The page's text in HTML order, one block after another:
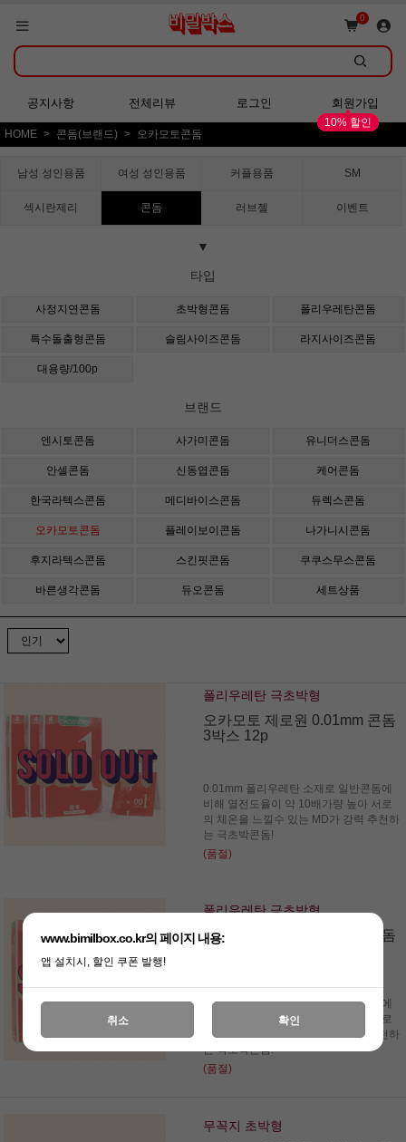
0
회원가입 시 다양한 혜택 증정!
쇼핑몰 GRAND OPEN!
공지사항 전체리뷰 로그인 회원가입
10% 할인
HOME
콘돔(브랜드) 오카모토콘돔
남성 성인용품 여성 성인용품 커플용품 SM
섹시란제리 콘돔 러브젤 이벤트
▼
타입
사정지연콘돔 초박형콘돔 폴리우레탄콘돔
특수돌출형콘돔 슬림사이즈콘돔 라지사이즈콘돔
대용량/100p
브랜드
엔시토콘돔 사가미콘돔 유니더스콘돔
안셀콘돔 신동엽콘돔 케어콘돔
한국라텍스콘돔 메디바이스콘돔 듀렉스콘돔
오카모토콘돔 플레이보이콘돔 나가니시콘돔
후지라텍스콘돔 스킨핏콘돔 쿠쿠스무스콘돔
바른생각콘돔 듀오콘돔 세트상품
폴리우레탄 극초박형
오카모토 제로원 0.01mm 콘돔
3박스 12p
0.01mm 폴리우레탄 소재로 일반콘돔에
비해 열전도율이 약 10배가량 높아 서로
의 체온을 느낄수 있는 MD가 강력 추천하
는 극초박콘돔!
(품절)
폴리우레탄 극초박형
오카모토 제로원 0.01mm 콘돔
0.01mm 폴리우레탄 소재로 일반콘돔에
비해 열전도율이 약 10배가량 높아 서로
의 체온을 느낄수 있는 MD가 강력 추천하
는 극초박콘돔!
(품절)
무꼭지 초박형
www.bimilbox.co.kr의 페이지 내용:
앱 설치시, 할인 쿠폰 발행!
취소 확인